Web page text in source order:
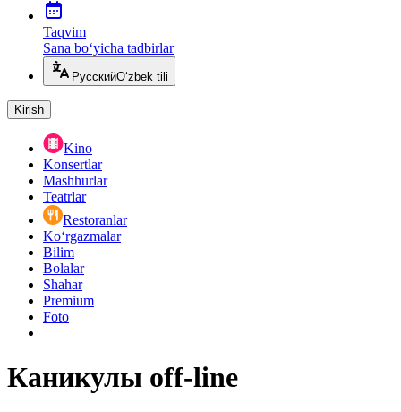
Taqvim
Sana bo‘yicha tadbirlar
РусскийO‘zbek tili
Kirish
Kino
Konsertlar
Mashhurlar
Teatrlar
Restoranlar
Ko‘rgazmalar
Bilim
Bolalar
Shahar
Premium
Foto
Каникулы off-line